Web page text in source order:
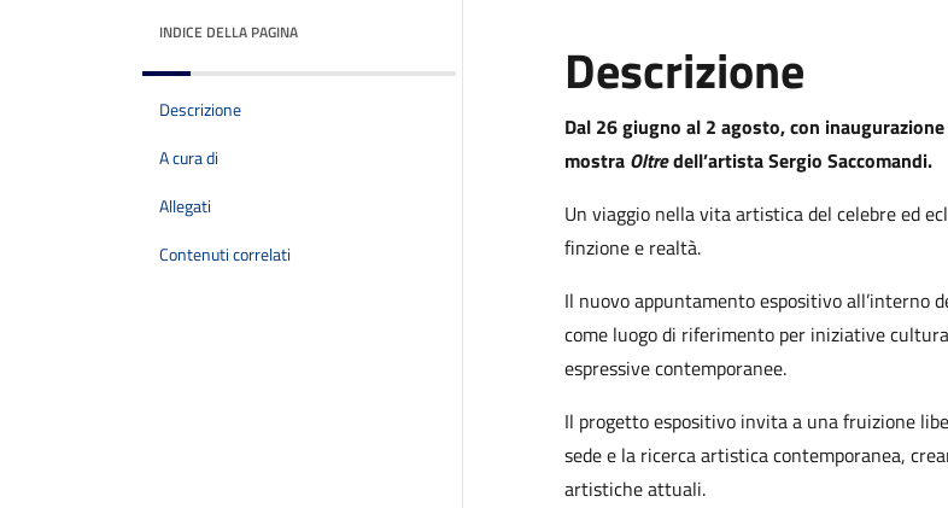
INDICE DELLA PAGINA
Descrizione
A cura di
Allegati
Contenuti correlati
Descrizione
Dal 26 giugno al 2 agosto, con
mostra Oltredell’artista Sergio Saccomandi.
Un viaggio nella vita artistica del celebre ed
finzione e realtà.
Il nuovo appuntamento espositivo all’interno
come luogo di riferimento per iniziative
espressive contemporanee.
Il progetto espositivo invita a una fruizione
sede e la ricerca artistica contemporanea,
artistiche attuali.